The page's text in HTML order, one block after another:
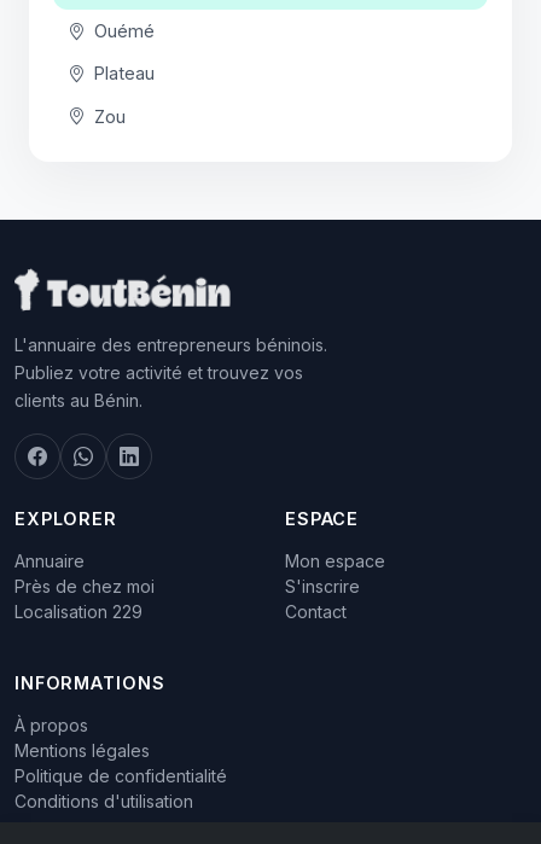
Ouémé
Plateau
Zou
L'annuaire des entrepreneurs béninois.
Publiez votre activité et trouvez vos
clients au Bénin.
EXPLORER
Annuaire
Près de chez moi
Localisation 229
ESPACE
Mon espace
S'inscrire
Contact
INFORMATIONS
À propos
Mentions légales
Politique de confidentialité
Conditions d'utilisation